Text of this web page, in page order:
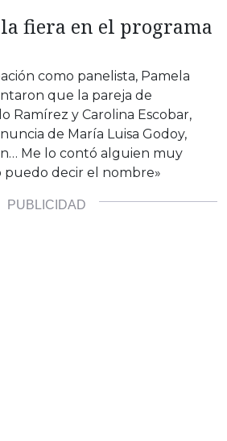
la fiera en el programa
como panelista, Pamela
que la pareja de
Ramírez y Carolina Escobar,
de María Luisa Godoy,
Me lo contó alguien muy
decir el nombre»